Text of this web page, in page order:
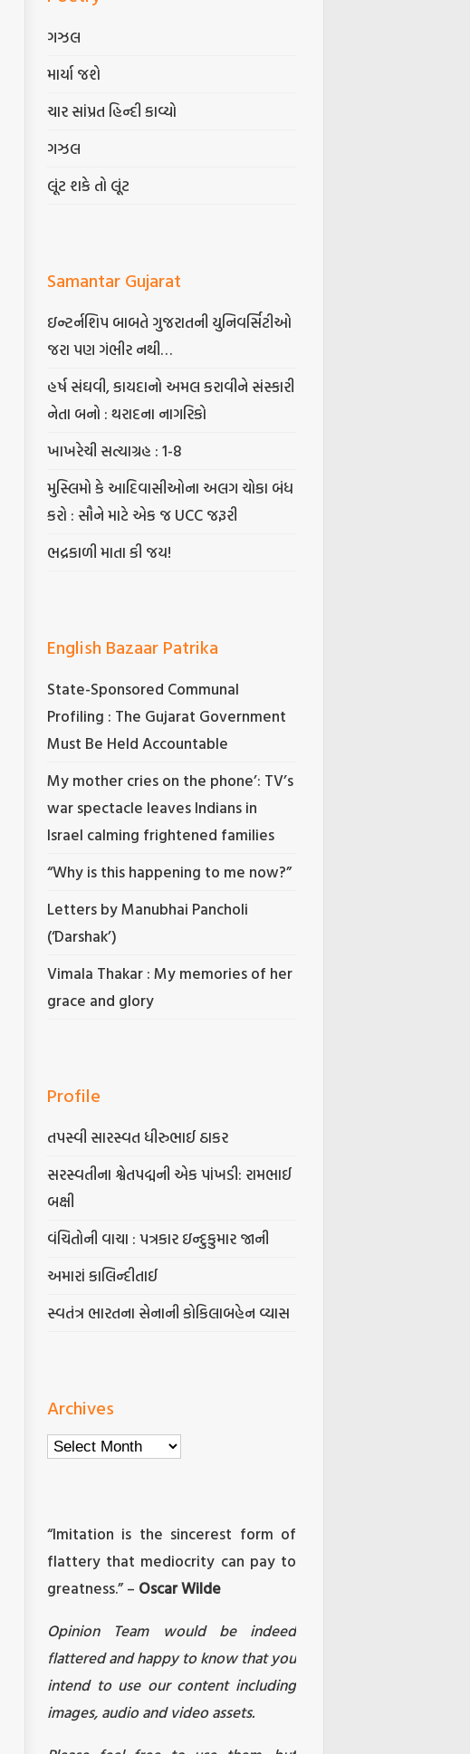
ગઝલ
માર્યા જશે
ચાર સાંપ્રત હિન્દી કાવ્યો
ગઝલ
લૂંટ શકે તો લૂંટ
Samantar Gujarat
ઇન્ટર્નશિપ બાબતે ગુજરાતની યુનિવર્સિટીઓ
જરા પણ ગંભીર નથી…
હર્ષ સંઘવી, કાયદાનો અમલ કરાવીને સંસ્કારી
નેતા બનો : થરાદના નાગરિકો
ખાખરેચી સત્યાગ્રહ : 1-8
મુસ્લિમો કે આદિવાસીઓના અલગ ચોકા બંધ
કરો : સૌને માટે એક જ UCC જરૂરી
ભદ્રકાળી માતા કી જય!
English Bazaar Patrika
State-Sponsored Communal
Profiling : The Gujarat Government
Must Be Held Accountable
My mother cries on the phone’: TV’s
war spectacle leaves Indians in
Israel calming frightened families
“Why is this happening to me now?”
Letters by Manubhai Pancholi
(‘Darshak’)
Vimala Thakar : My memories of her
grace and glory
Profile
તપસ્વી સારસ્વત ધીરુભાઈ ઠાકર
સરસ્વતીના શ્વેતપદ્મની એક પાંખડી: રામભાઈ
બક્ષી
વંચિતોની વાચા : પત્રકાર ઇન્દુકુમાર જાની
અમારાં કાલિન્દીતાઈ
સ્વતંત્ર ભારતના સેનાની કોકિલાબહેન વ્યાસ
Archives
Archives
“Imitation is the sincerest form of
flattery that mediocrity can pay to
greatness.” – Oscar Wilde
Opinion Team would be indeed
flattered and happy to know that you
intend to use our content including
images, audio and video assets.